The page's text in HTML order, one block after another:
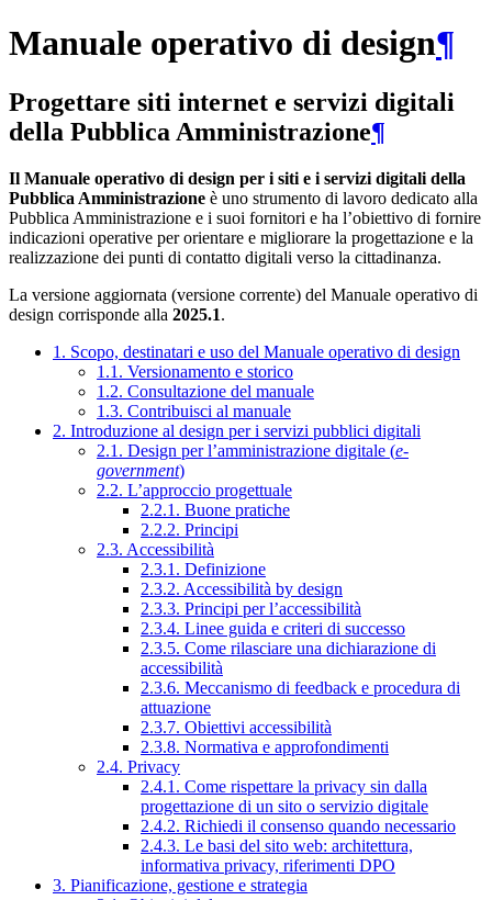
Manuale operativo di design¶
Progettare siti internet e servizi digitali
della Pubblica Amministrazione¶
Il Manuale operativo di design per i siti e i servizi digitali della
Pubblica Amministrazione è uno strumento di lavoro dedicato alla
Pubblica Amministrazione e i suoi fornitori e ha l’obiettivo di fornire
indicazioni operative per orientare e migliorare la progettazione e la
realizzazione dei punti di contatto digitali verso la cittadinanza.
La versione aggiornata (versione corrente) del Manuale operativo di
design corrisponde alla 2025.1.
1. Scopo, destinatari e uso del Manuale operativo di design
1.1. Versionamento e storico
1.2. Consultazione del manuale
1.3. Contribuisci al manuale
2. Introduzione al design per i servizi pubblici digitali
2.1. Design per l’amministrazione digitale (e-
government)
2.2. L’approccio progettuale
2.2.1. Buone pratiche
2.2.2. Principi
2.3. Accessibilità
2.3.1. Definizione
2.3.2. Accessibilità by design
2.3.3. Principi per l’accessibilità
2.3.4. Linee guida e criteri di successo
2.3.5. Come rilasciare una dichiarazione di
accessibilità
2.3.6. Meccanismo di feedback e procedura di
attuazione
2.3.7. Obiettivi accessibilità
2.3.8. Normativa e approfondimenti
2.4. Privacy
2.4.1. Come rispettare la privacy sin dalla
progettazione di un sito o servizio digitale
2.4.2. Richiedi il consenso quando necessario
2.4.3. Le basi del sito web: architettura,
informativa privacy, riferimenti DPO
3. Pianificazione, gestione e strategia